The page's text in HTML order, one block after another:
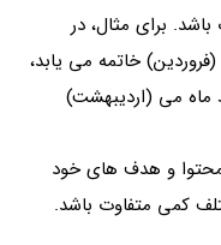
برای مثال، در
خاتمه می یابد،
ماه می (اردیبهشت)
محتوا و هدف های خود
کمی متفاوت باشد.